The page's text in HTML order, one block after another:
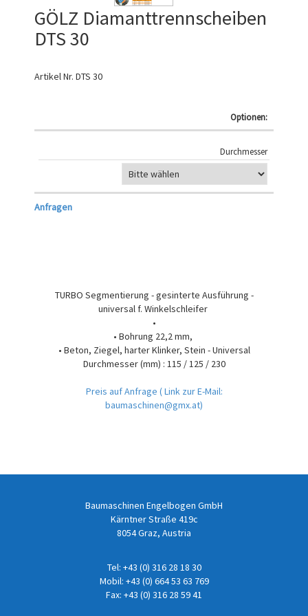
GÖLZ Diamanttrennscheiben
DTS 30
Artikel Nr. DTS 30
Optionen:
Durchmesser
Anfragen
TURBO Segmentierung - gesinterte Ausführung -
universal f. Winkelschleifer
•
• Bohrung 22,2 mm,
• Beton, Ziegel, harter Klinker, Stein - Universal
Durchmesser (mm) : 115 / 125 / 230
Preis auf Anfrage ( Link zur E-Mail:
baumaschinen@gmx.at)
Baumaschinen Engelbogen GmbH
Kärntner Straße 419c
8054 Graz, Austria
Tel: +43 (0) 316 28 18 30
Mobil: +43 (0) 664 53 63 769
Fax: +43 (0) 316 28 59 41